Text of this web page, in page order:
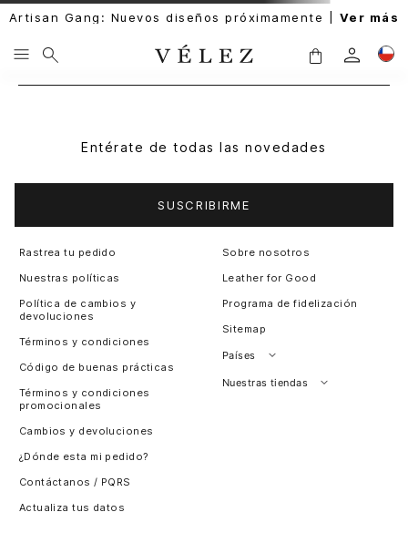
Artisan Gang: Nuevos diseños próximamente | Ver más
Entérate de todas las novedades
SUSCRIBIRME
Rastrea tu pedido
Nuestras políticas
Política de cambios y
devoluciones
Términos y condiciones
Código de buenas prácticas
Términos y condiciones
promocionales
Cambios y devoluciones
¿Dónde esta mi pedido?
Contáctanos / PQRS
Actualiza tus datos
Sobre nosotros
Leather for Good
Programa de fidelización
Sitemap
Países
Perú
Nuestras tiendas